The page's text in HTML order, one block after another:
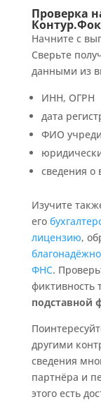
Проверка
Начните с
Сверьте
данными из
ИНН, ОГРН
дата
ФИО
сведения о
Изучите
его
лицензию,
ФНС.
фиктивность
подставной
другими
сведения
партнёра и
этого есть